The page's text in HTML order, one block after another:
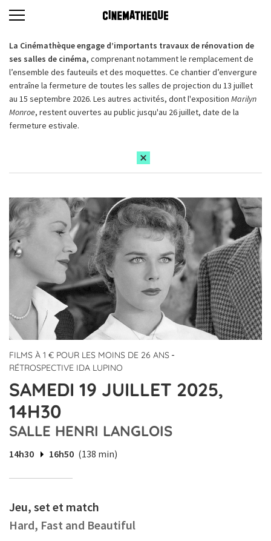
La Cinémathèque engage d’importants travaux de rénovation de
ses salles de cinéma, comprenant notamment le remplacement de
l’ensemble des fauteuils et des moquettes. Ce chantier d’envergure
entraîne la fermeture de toutes les salles de projection du 13 juillet
au 15 septembre 2026. Les autres activités, dont l'exposition Marilyn
Monroe, restent ouvertes au public jusqu'au 26 juillet, date de la
fermeture estivale.
FILMS À 1 € POUR LES MOINS DE 26 ANS -
RÉTROSPECTIVE IDA LUPINO
SAMEDI 19 JUILLET 2025,
14H30
SALLE HENRI LANGLOIS
14h30 16h50 (138 min)
Jeu, set et match
Hard, Fast and Beautiful